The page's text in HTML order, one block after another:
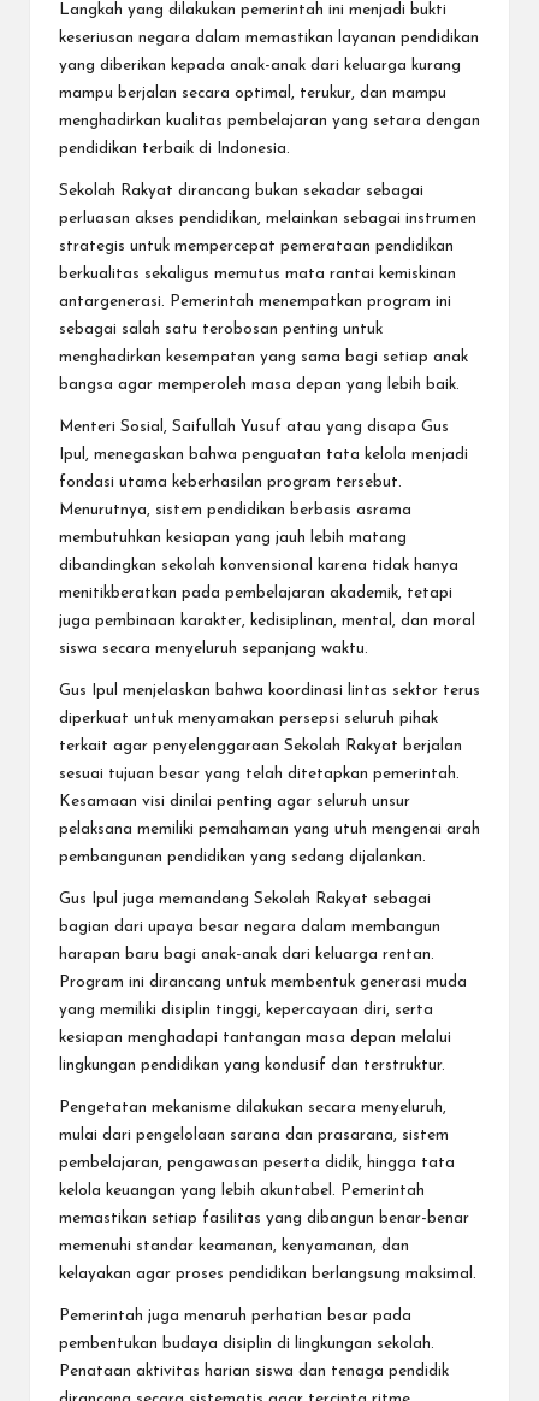
Langkah yang dilakukan pemerintah ini menjadi bukti
keseriusan negara dalam memastikan layanan pendidikan
yang diberikan kepada anak-anak dari keluarga kurang
mampu berjalan secara optimal, terukur, dan mampu
menghadirkan kualitas pembelajaran yang setara dengan
pendidikan terbaik di Indonesia.
Sekolah Rakyat dirancang bukan sekadar sebagai
perluasan akses pendidikan, melainkan sebagai instrumen
strategis untuk mempercepat pemerataan pendidikan
berkualitas sekaligus memutus mata rantai kemiskinan
antargenerasi. Pemerintah menempatkan program ini
sebagai salah satu terobosan penting untuk
menghadirkan kesempatan yang sama bagi setiap anak
bangsa agar memperoleh masa depan yang lebih baik.
Menteri Sosial, Saifullah Yusuf atau yang disapa Gus
Ipul, menegaskan bahwa penguatan tata kelola menjadi
fondasi utama keberhasilan program tersebut.
Menurutnya, sistem pendidikan berbasis asrama
membutuhkan kesiapan yang jauh lebih matang
dibandingkan sekolah konvensional karena tidak hanya
menitikberatkan pada pembelajaran akademik, tetapi
juga pembinaan karakter, kedisiplinan, mental, dan moral
siswa secara menyeluruh sepanjang waktu.
Gus Ipul menjelaskan bahwa koordinasi lintas sektor terus
diperkuat untuk menyamakan persepsi seluruh pihak
terkait agar penyelenggaraan Sekolah Rakyat berjalan
sesuai tujuan besar yang telah ditetapkan pemerintah.
Kesamaan visi dinilai penting agar seluruh unsur
pelaksana memiliki pemahaman yang utuh mengenai arah
pembangunan pendidikan yang sedang dijalankan.
Gus Ipul juga memandang Sekolah Rakyat sebagai
bagian dari upaya besar negara dalam membangun
harapan baru bagi anak-anak dari keluarga rentan.
Program ini dirancang untuk membentuk generasi muda
yang memiliki disiplin tinggi, kepercayaan diri, serta
kesiapan menghadapi tantangan masa depan melalui
lingkungan pendidikan yang kondusif dan terstruktur.
Pengetatan mekanisme dilakukan secara menyeluruh,
mulai dari pengelolaan sarana dan prasarana, sistem
pembelajaran, pengawasan peserta didik, hingga tata
kelola keuangan yang lebih akuntabel. Pemerintah
memastikan setiap fasilitas yang dibangun benar-benar
memenuhi standar keamanan, kenyamanan, dan
kelayakan agar proses pendidikan berlangsung maksimal.
Pemerintah juga menaruh perhatian besar pada
pembentukan budaya disiplin di lingkungan sekolah.
Penataan aktivitas harian siswa dan tenaga pendidik